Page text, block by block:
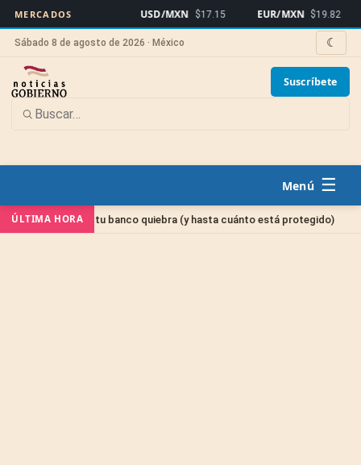
MERCADOS USD/MXN $17.15 EUR/MXN $19.82
Sábado 8 de agosto de 2026 · México ☾
Suscríbete
☰
ÚLTIMA HORA
si tu banco quiebra (y hasta cuánto está protegido) Sin